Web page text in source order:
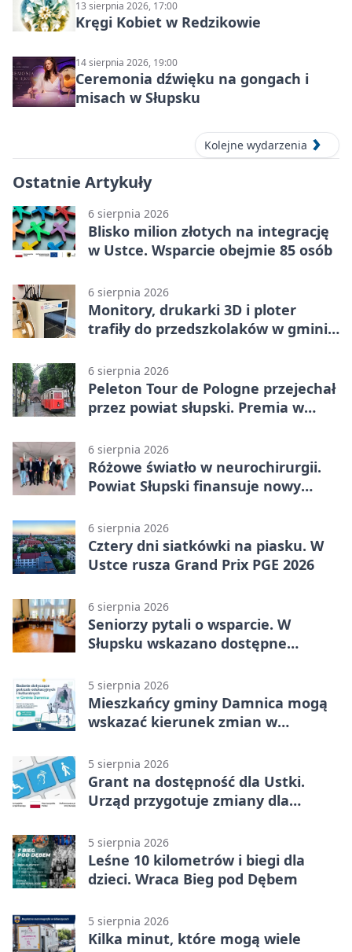
13 sierpnia 2026, 17:00
Kręgi Kobiet w Redzikowie
14 sierpnia 2026, 19:00
Ceremonia dźwięku na gongach i
misach w Słupsku
Kolejne wydarzenia
Ostatnie Artykuły
6 sierpnia 2026
Blisko milion złotych na integrację
w Ustce. Wsparcie obejmie 85 osób
6 sierpnia 2026
Monitory, drukarki 3D i ploter
trafiły do przedszkolaków w gminie
6 sierpnia 2026
Peleton Tour de Pologne przejechał
przez powiat słupski. Premia w
6 sierpnia 2026
Różowe światło w neurochirurgii.
Powiat Słupski finansuje nowy
6 sierpnia 2026
Cztery dni siatkówki na piasku. W
Ustce rusza Grand Prix PGE 2026
6 sierpnia 2026
Seniorzy pytali o wsparcie. W
Słupsku wskazano dostępne
5 sierpnia 2026
Mieszkańcy gminy Damnica mogą
wskazać kierunek zmian w
5 sierpnia 2026
Grant na dostępność dla Ustki.
Urząd przygotuje zmiany dla
5 sierpnia 2026
Leśne 10 kilometrów i biegi dla
dzieci. Wraca Bieg pod Dębem
5 sierpnia 2026
Kilka minut, które mogą wiele